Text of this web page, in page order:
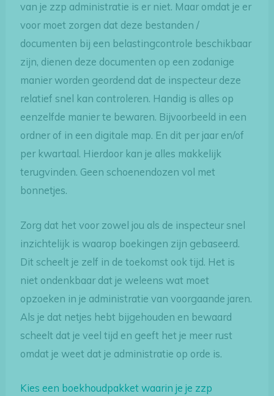
van je zzp administratie is er niet. Maar omdat je er
voor moet zorgen dat deze bestanden /
documenten bij een belastingcontrole beschikbaar
zijn, dienen deze documenten op een zodanige
manier worden geordend dat de inspecteur deze
relatief snel kan controleren. Handig is alles op
eenzelfde manier te bewaren. Bijvoorbeeld in een
ordner of in een digitale map. En dit per jaar en/of
per kwartaal. Hierdoor kan je alles makkelijk
terugvinden. Geen schoenendozen vol met
bonnetjes.
Zorg dat het voor zowel jou als de inspecteur snel
inzichtelijk is waarop boekingen zijn gebaseerd.
Dit scheelt je zelf in de toekomst ook tijd. Het is
niet ondenkbaar dat je weleens wat moet
opzoeken in je administratie van voorgaande jaren.
Als je dat netjes hebt bijgehouden en bewaard
scheelt dat je veel tijd en geeft het je meer rust
omdat je weet dat je administratie op orde is.
Kies een boekhoudpakket waarin je je zzp